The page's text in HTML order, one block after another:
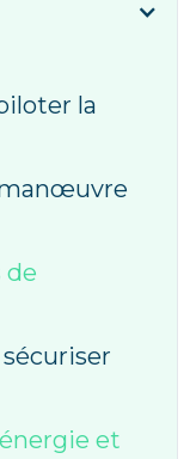
la
de
et